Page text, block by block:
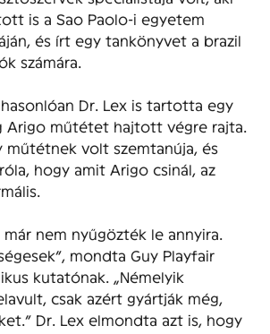
is a Sao Paolo-i egyetem
és írt egy tankönyvet a brazil
számára.
Dr. Lex is tartotta egy
Arigo műtétet hajtott végre rajta.
műtétnek volt szemtanúja, és
hogy amit Arigo csinál, az
nem nyűgözték le annyira.
mondta Guy Playfair
kutatónak. „Némelyik
csak azért gyártják még,
Dr. Lex elmondta azt is, hogy